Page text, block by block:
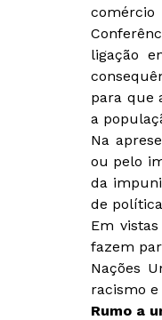
ligação
para que
a
Na
ou pelo
da
de
Em
fazem
Nações
racismo
Rumo a